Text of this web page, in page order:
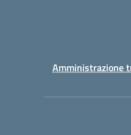
Amministrazione